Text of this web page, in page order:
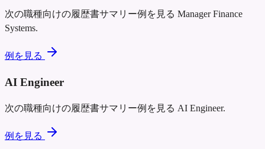
次の職種向けの履歴書サマリー例を見る Manager Finance
Systems.
例を見る
AI Engineer
次の職種向けの履歴書サマリー例を見る AI Engineer.
例を見る